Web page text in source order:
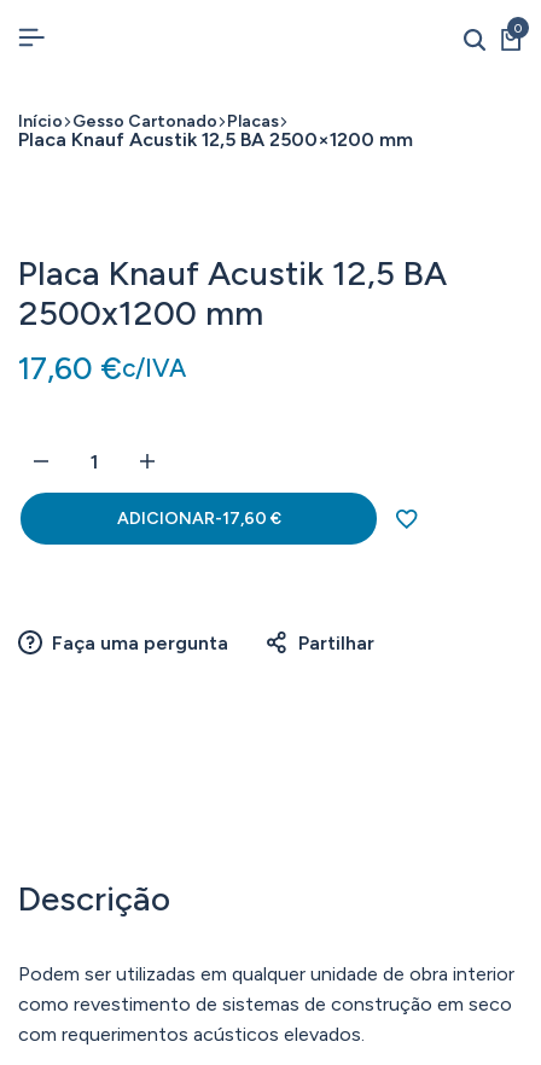
0
Início Gesso Cartonado Placas
Placa Knauf Acustik 12,5 BA 2500×1200 mm
Placa Knauf Acustik 12,5 BA
2500x1200 mm
17,60 €c/IVA
ADICIONAR-17,60 €
Faça uma pergunta Partilhar
Descrição
Podem ser utilizadas em qualquer unidade de obra interior
como revestimento de sistemas de construção em seco
com requerimentos acústicos elevados.